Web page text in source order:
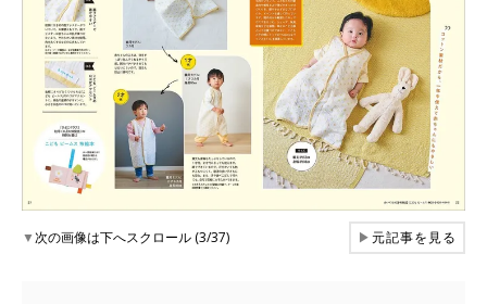
▼次の画像は下へスクロール (3/37) ▶元記事を見る